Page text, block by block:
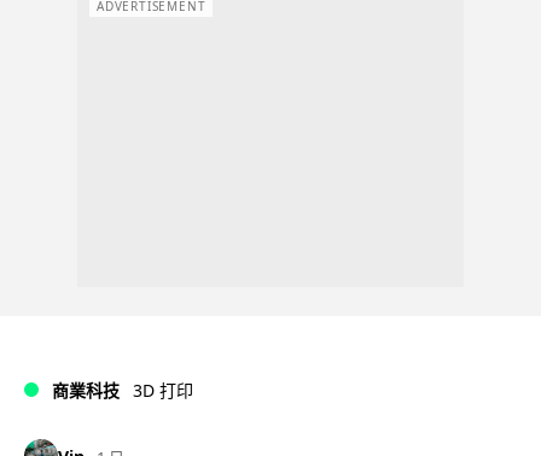
ADVERTISEMENT
商業科技 3D 打印